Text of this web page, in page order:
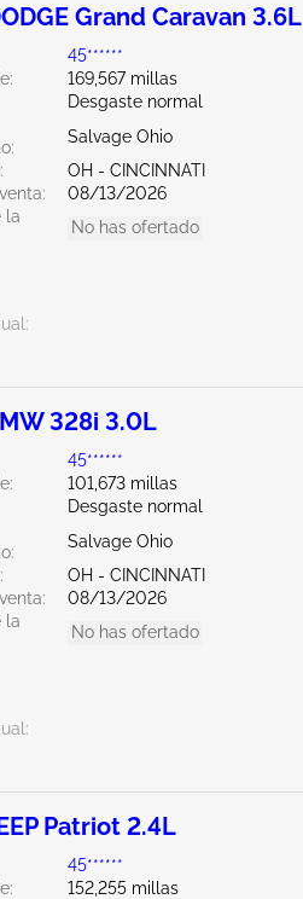
Grand Caravan 3.6L
45******
169,567 millas
Desgaste normal
Salvage Ohio
OH - CINCINNATI
08/13/2026
la
No has ofertado
328i 3.0L
45******
101,673 millas
Desgaste normal
Salvage Ohio
OH - CINCINNATI
08/13/2026
la
No has ofertado
Patriot 2.4L
45******
152,255 millas